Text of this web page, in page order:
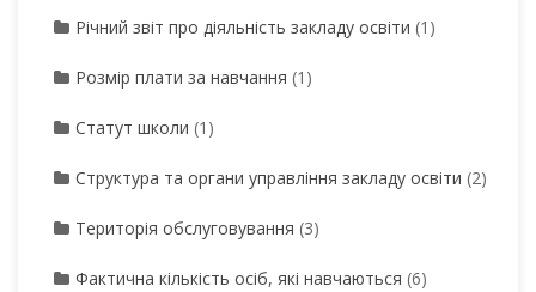
Річний звіт про діяльність закладу освіти (1)
Розмір плати за навчання (1)
Статут школи (1)
Структура та органи управління закладу освіти (2)
Територія обслуговування (3)
Фактична кількість осіб, які навчаються (6)